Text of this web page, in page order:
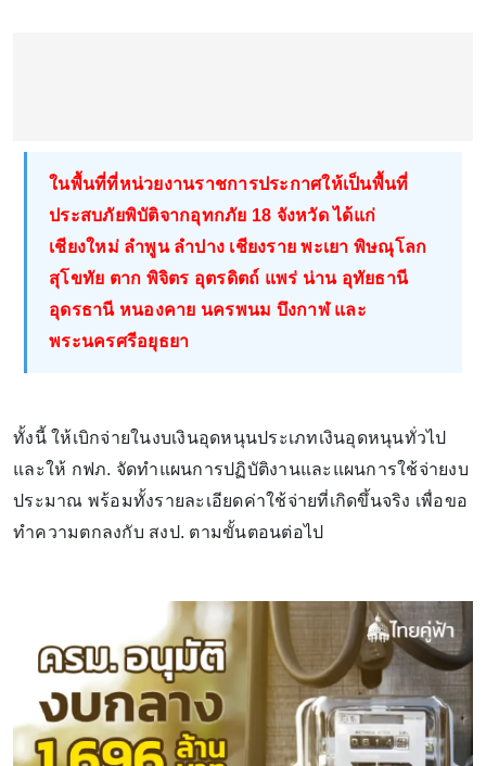
ในพื้นที่ที่หน่วยงานราชการประกาศให้เป็นพื้นที่
ประสบภัยพิบัติจากอุทกภัย 18 จังหวัด ได้แก่
เชียงใหม่ ลำพูน ลำปาง เชียงราย พะเยา พิษณุโลก
สุโขทัย ตาก พิจิตร อุตรดิตถ์ แพร่ น่าน อุทัยธานี
อุดรธานี หนองคาย นครพนม บึงกาฬ และ
พระนครศรีอยุธยา
ทั้งนี้ ให้เบิกจ่ายในงบเงินอุดหนุนประเภทเงินอุดหนุนทั่วไป
และให้ กฟภ. จัดทำแผนการปฏิบัติงานและแผนการใช้จ่ายงบ
ประมาณ พร้อมทั้งรายละเอียดค่าใช้จ่ายที่เกิดขึ้นจริง เพื่อขอ
ทำความตกลงกับ สงป. ตามขั้นตอนต่อไป